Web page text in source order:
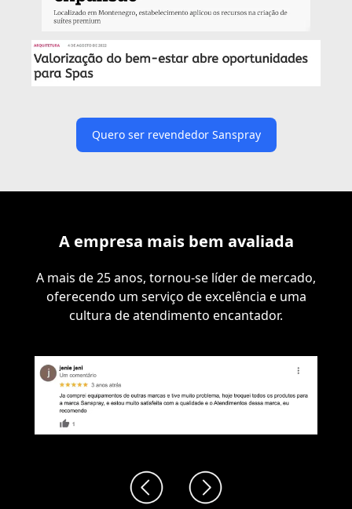
Quero ser revendedor Sanspray
A empresa mais bem avaliada
A mais de 25 anos, tornou-se líder de mercado,
oferecendo um serviço de excelência e uma
cultura de atendimento encantador.